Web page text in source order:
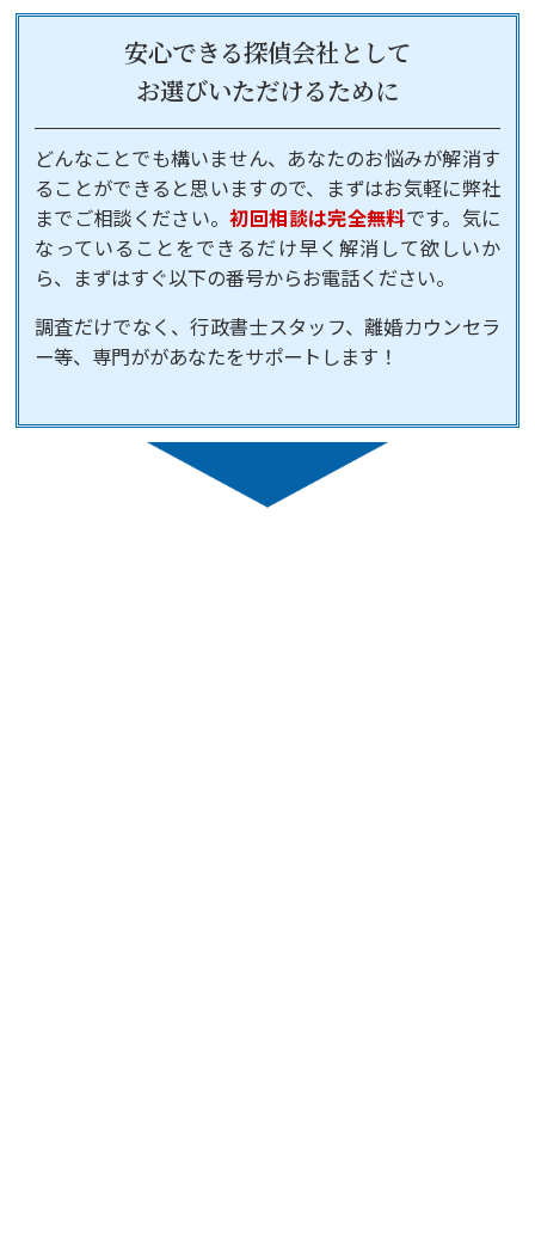
安心できる探偵会社として
お選びいただけるために
どんなことでも構いません、あなたのお悩みが解消す
ることができると思いますので、まずはお気軽に弊社
までご相談ください。初回相談は完全無料です。気に
なっていることをできるだけ早く解消して欲しいか
ら、まずはすぐ以下の番号からお電話ください。
調査だけでなく、行政書士スタッフ、離婚カウンセラ
ー等、専門ががあなたをサポートします！